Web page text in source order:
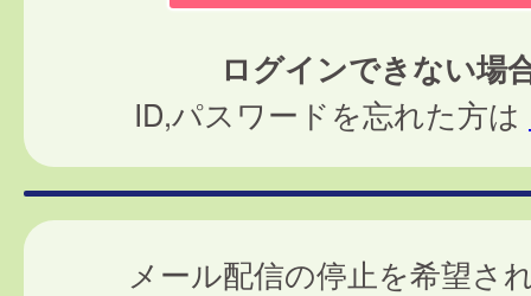
ログインできない場
ID,パスワードを忘れた方は
メール配信の停止を希望さ